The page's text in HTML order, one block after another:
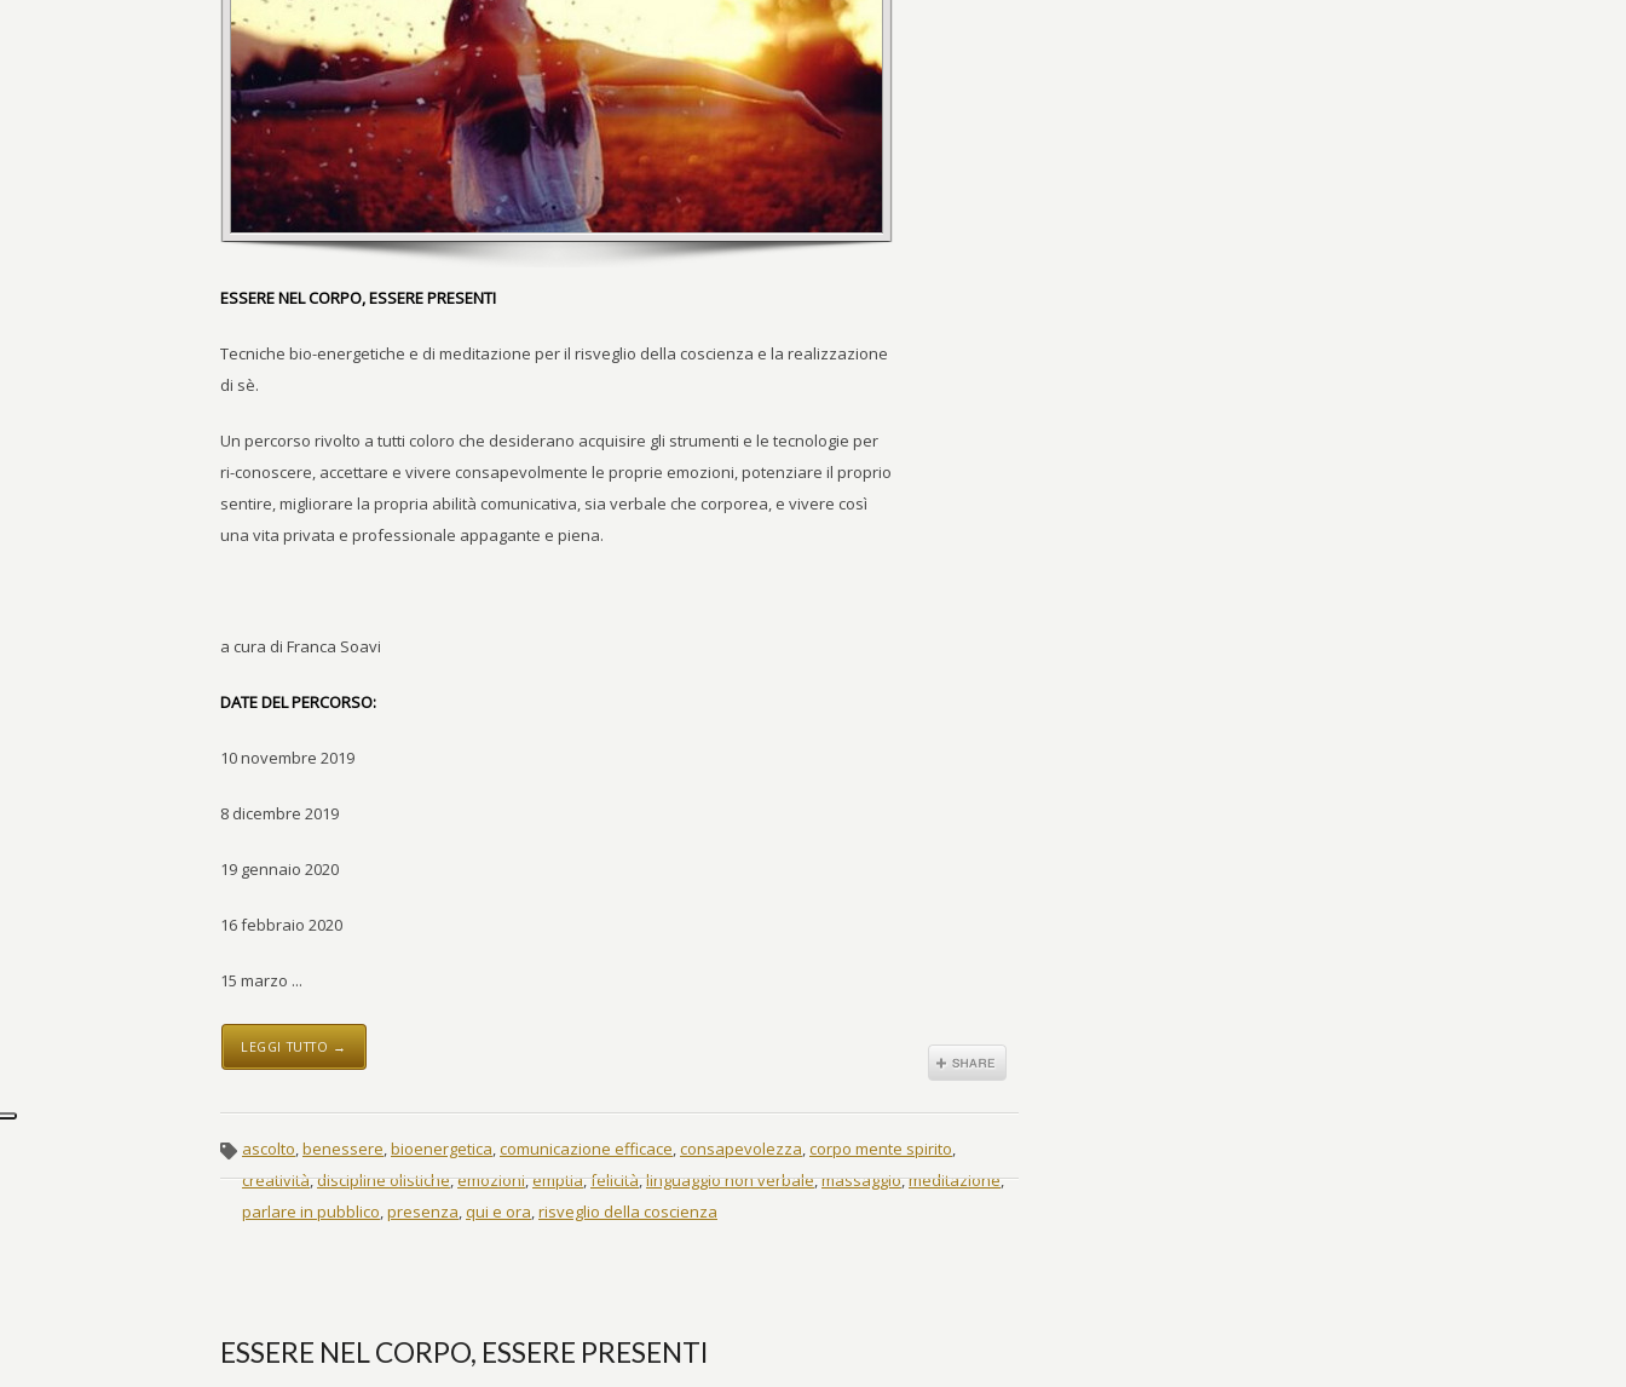
ESSERE NEL CORPO, ESSERE PRESENTI
Tecniche bio-energetiche e di meditazione per il risveglio della coscienza e la realizzazione
di sè.
Un percorso rivolto a tutti coloro che desiderano acquisire gli strumenti e le tecnologie per
ri-conoscere, accettare e vivere consapevolmente le proprie emozioni, potenziare il proprio
sentire, migliorare la propria abilità comunicativa, sia verbale che corporea, e vivere così
una vita privata e professionale appagante e piena.
a cura di Franca Soavi
DATE DEL PERCORSO:
10 novembre 2019
8 dicembre 2019
19 gennaio 2020
16 febbraio 2020
15 marzo ...
LEGGI TUTTO →
ascolto,benessere,bioenergetica,comunicazione efficace,consapevolezza,corpo mente spirito,
creatività,discipline olistiche,emozioni,emptia,felicità,linguaggio non verbale,massaggio,meditazione,
parlare in pubblico,presenza,qui e ora,risveglio della coscienza
ESSERE NEL CORPO, ESSERE PRESENTI